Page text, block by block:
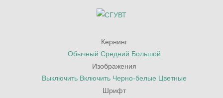
Кернинг
Обычный Средний Большой
Изображения
Выключить Включить Черно-белые Цветные
Шрифт